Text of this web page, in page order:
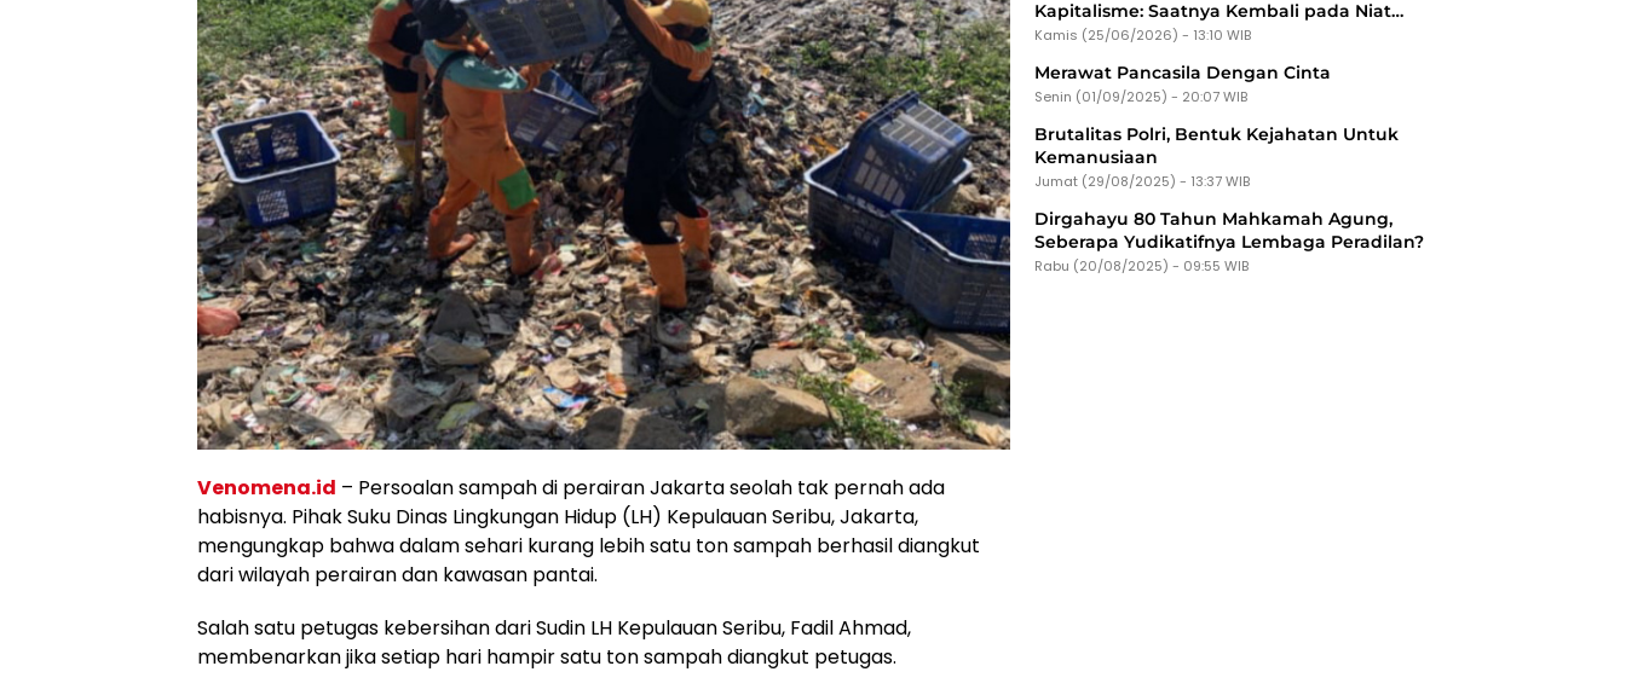
Venomena.id – Persoalan sampah di perairan Jakarta seolah tak pernah ada
habisnya. Pihak Suku Dinas Lingkungan Hidup (LH) Kepulauan Seribu, Jakarta,
mengungkap bahwa dalam sehari kurang lebih satu ton sampah berhasil diangkut
dari wilayah perairan dan kawasan pantai.
Salah satu petugas kebersihan dari Sudin LH Kepulauan Seribu, Fadil Ahmad,
membenarkan jika setiap hari hampir satu ton sampah diangkut petugas.
Kapitalisme: Saatnya Kembali pada Niat
dan Tujuan
Kamis (25/06/2026) - 13:10 WIB
Merawat Pancasila Dengan Cinta
Senin (01/09/2025) - 20:07 WIB
Brutalitas Polri, Bentuk Kejahatan Untuk
Kemanusiaan
Jumat (29/08/2025) - 13:37 WIB
Dirgahayu 80 Tahun Mahkamah Agung,
Seberapa Yudikatifnya Lembaga Peradilan?
Rabu (20/08/2025) - 09:55 WIB